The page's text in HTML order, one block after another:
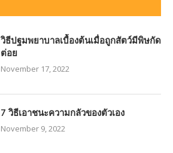
วิธีปฐมพยาบาลเบื้องต้นเมื่อถูกสัตว์มีพิษกัด
ต่อย
November 17, 2022
7 วิธีเอาชนะความกลัวของตัวเอง
November 9, 2022